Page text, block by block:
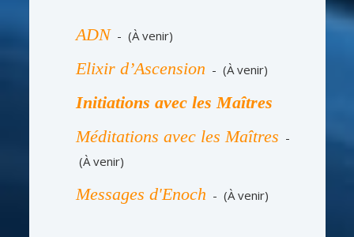
ADN - (À venir)
Elixir d’Ascension - (À venir)
Initiations avec les Maîtres
Méditations avec les Maîtres -
(À venir)
Messages d'Enoch - (À venir)